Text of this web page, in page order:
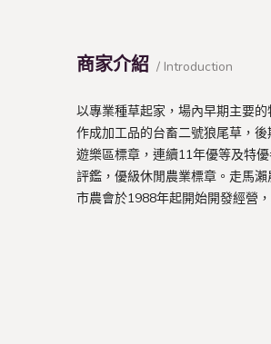
商家介紹 / Introduction
以專業種草起家，場內早期主要
作成加工品的台畜二號狼尾草，
遊樂區標章，連續11年優等及特
評鑑，優級休閒農業標章。走馬
市農會於1988年起開始開發經營